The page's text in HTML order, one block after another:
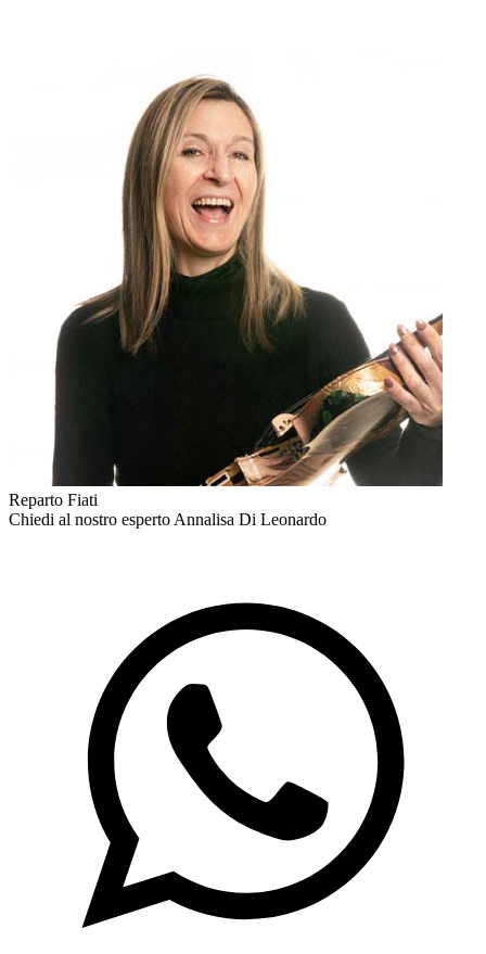
Reparto Fiati
Chiedi al nostro espertoAnnalisa Di Leonardo